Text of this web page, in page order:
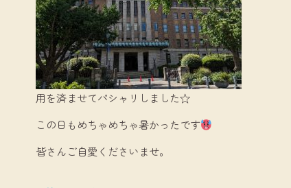
用を済ませてパシャリしました☆
この日もめちゃめちゃ暑かったです
皆さんご自愛くださいませ。